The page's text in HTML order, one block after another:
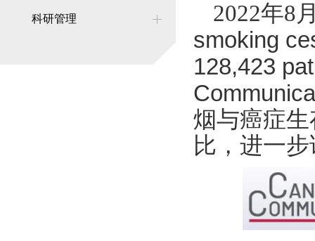
科研管理 2022年8
smoking
128,423
烟与癌症
比，进一